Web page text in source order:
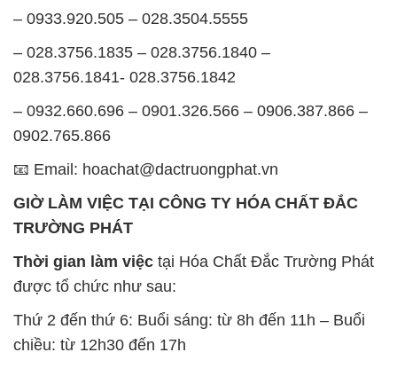
– 0933.920.505 – 028.3504.5555
– 028.3756.1835 – 028.3756.1840 –
028.3756.1841- 028.3756.1842
– 0932.660.696 – 0901.326.566 – 0906.387.866 –
0902.765.866
📧 Email: hoachat@dactruongphat.vn
GIỜ LÀM VIỆC TẠI CÔNG TY HÓA CHẤT ĐẮC
TRƯỜNG PHÁT
Thời gian làm việc tại Hóa Chất Đắc Trường Phát
được tổ chức như sau:
Thứ 2 đến thứ 6: Buổi sáng: từ 8h đến 11h – Buổi
chiều: từ 12h30 đến 17h